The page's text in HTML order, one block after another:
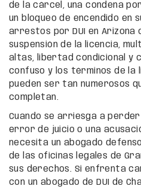
de la cárcel, una condena
un bloqueo de encendido en
arrestos por DUI en Arizona
suspensión de la licencia,
altas, libertad condicional y
confuso y los términos de la
pueden ser tan numerosos
completan.
Cuando se arriesga a
error de juicio o una
necesita un abogado
de las oficinas legales de
sus derechos. Si enfrenta
con un abogado de DUI de